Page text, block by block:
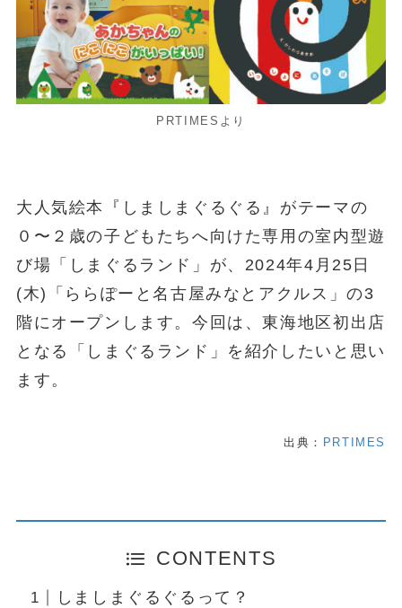
PRTIMESより
大人気絵本『しましまぐるぐる』がテーマの
０〜２歳の子どもたちへ向けた専用の室内型遊
び場「しまぐるランド」が、2024年4月25日
(木)「ららぽーと名古屋みなとアクルス」の3
階にオープンします。今回は、東海地区初出店
となる「しまぐるランド」を紹介したいと思い
ます。
出典： PRTIMES
CONTENTS
しましまぐるぐるって？